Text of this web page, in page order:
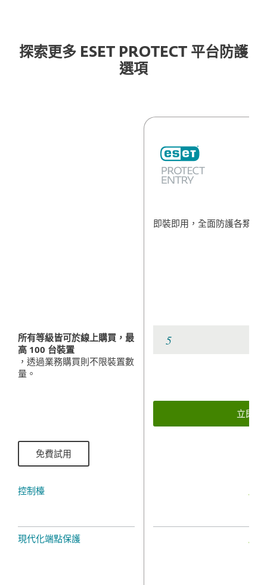
探索更多 ESET PROTECT 平台防護
選項
即裝即用，全面防護各類端
所有等級皆可於線上購買，最
高 100 台裝置
，透過業務購買則不限裝置數
量。
免費試用
立即購
控制檯
現代化端點保護